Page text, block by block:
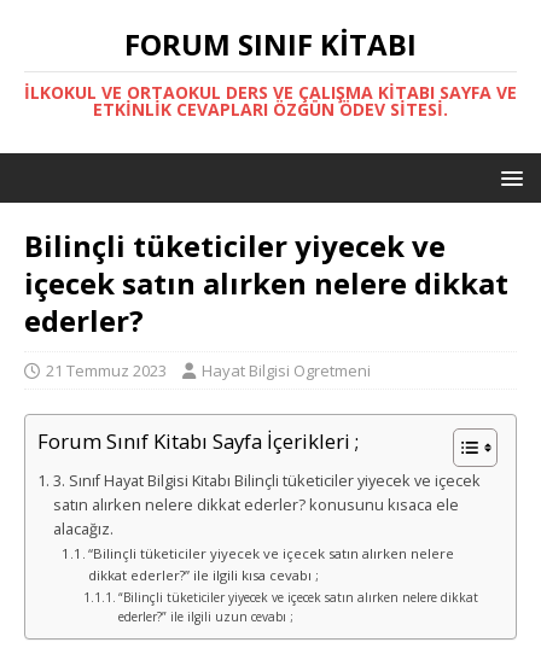
FORUM SINIF KITABI
İLKOKUL VE ORTAOKUL DERS VE ÇALIŞMA KITABI SAYFA VE
ETKINLIK CEVAPLARI ÖZGÜN ÖDEV SITESI.
Bilinçli tüketiciler yiyecek ve
içecek satın alırken nelere dikkat
ederler?
21 Temmuz 2023 Hayat Bilgisi Ogretmeni
Forum Sınıf Kitabı Sayfa İçerikleri ;
3. Sınıf Hayat Bilgisi Kitabı Bilinçli tüketiciler yiyecek ve içecek
satın alırken nelere dikkat ederler? konusunu kısaca ele
alacağız.
“Bilinçli tüketiciler yiyecek ve içecek satın alırken nelere
dikkat ederler?” ile ilgili kısa cevabı ;
“Bilinçli tüketiciler yiyecek ve içecek satın alırken nelere dikkat
ederler?” ile ilgili uzun cevabı ;